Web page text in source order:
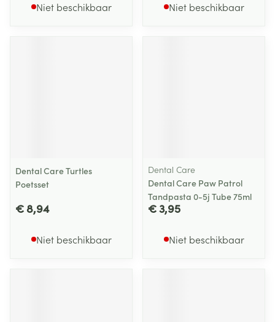
Niet beschikbaar Niet beschikbaar
Dental Care Turtles
Poetsset
€ 8,94
Niet beschikbaar
Dental Care
Dental Care Paw Patrol
Tandpasta 0-5j Tube 75ml
€ 3,95
Niet beschikbaar